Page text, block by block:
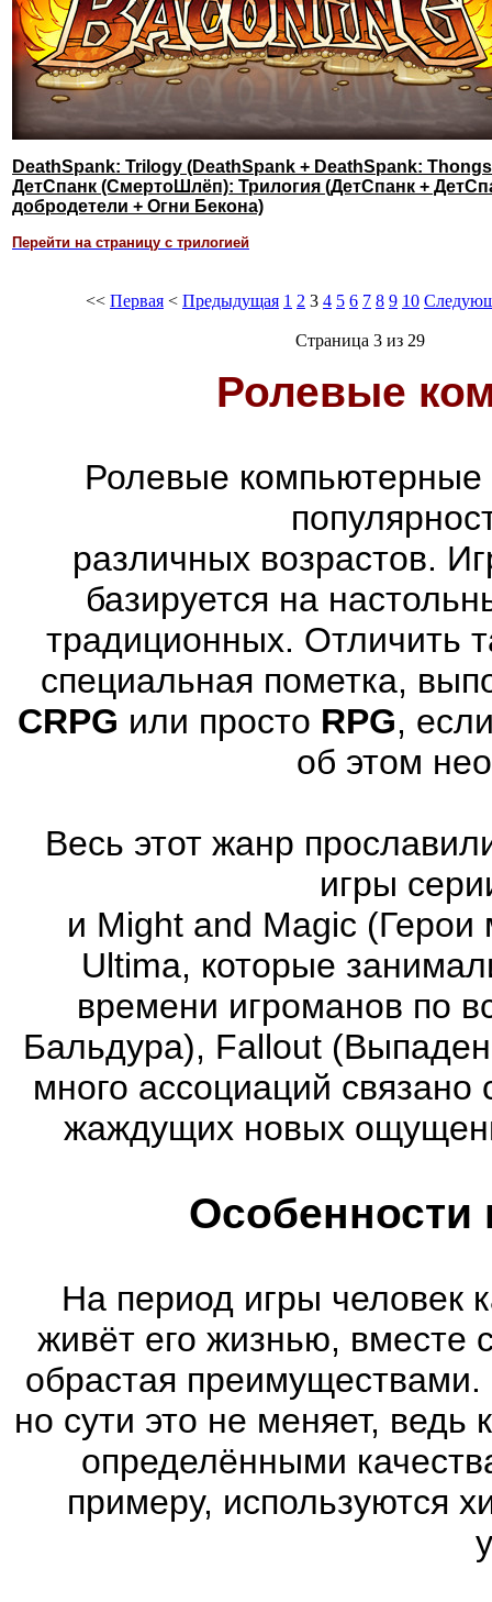
DeathSpank: Trilogy (DeathSpank + DeathSpank:
ДетСпанк (СмертоШлёп): Трилогия (ДетСпанк +
добродетели + Огни Бекона)
Перейти на страницу с трилогией
<< Первая < Предыдущая 1 2 3 4 5 6 7 8 9 10
Страница 3 из 29
Ролевые
Ролевые компьютерные
различных возрастов.
базируется на
традиционных. Отличить
специальная пометка,
CRPG или просто RPG,
об этом
Весь этот жанр
игры
и Might and Magic
Ultima, которые
времени игроманов по
Бальдура), Fallout
много ассоциаций
жаждущих новых
Особенности
На период игры человек
живёт его жизнью, вместе
обрастая
но сути это не меняет,
определёнными
примеру, используются